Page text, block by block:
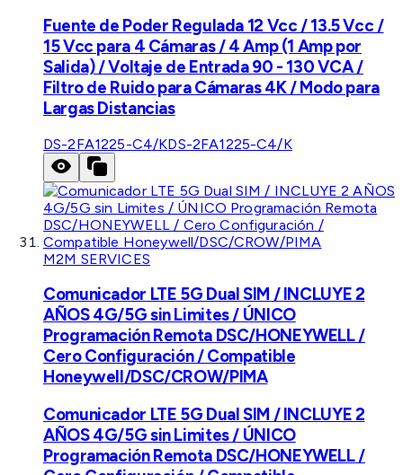
Fuente de Poder Regulada 12 Vcc / 13.5 Vcc /
15 Vcc para 4 Cámaras / 4 Amp (1 Amp por
Salida) / Voltaje de Entrada 90 - 130 VCA /
Filtro de Ruido para Cámaras 4K / Modo para
Largas Distancias
DS-2FA1225-C4/KDS-2FA1225-C4/K
M2M SERVICES
Comunicador LTE 5G Dual SIM / INCLUYE 2
AÑOS 4G/5G sin Limites / ÚNICO
Programación Remota DSC/HONEYWELL /
Cero Configuración / Compatible
Honeywell/DSC/CROW/PIMA
Comunicador LTE 5G Dual SIM / INCLUYE 2
AÑOS 4G/5G sin Limites / ÚNICO
Programación Remota DSC/HONEYWELL /